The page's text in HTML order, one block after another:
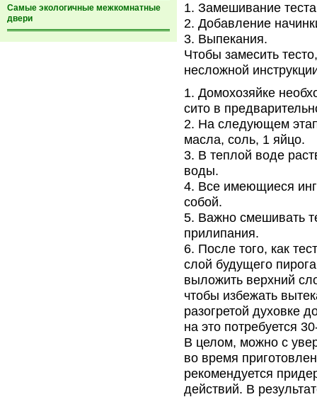
Самые экологичные межкомнатные
двери
Замешивание
Добавление
Выпекания.
Чтобы замесить
несложной
Домохозяйке
сито в
На следующем
масла, соль, 1 яйцо.
В теплой воде
воды.
Все имеющиеся
собой.
Важно смешивать
прилипания.
После того, как
слой будущего
выложить верхний
чтобы избежать
разогретой духовке
на это потребуется
В целом, можно с
во время
рекомендуется
действий. В